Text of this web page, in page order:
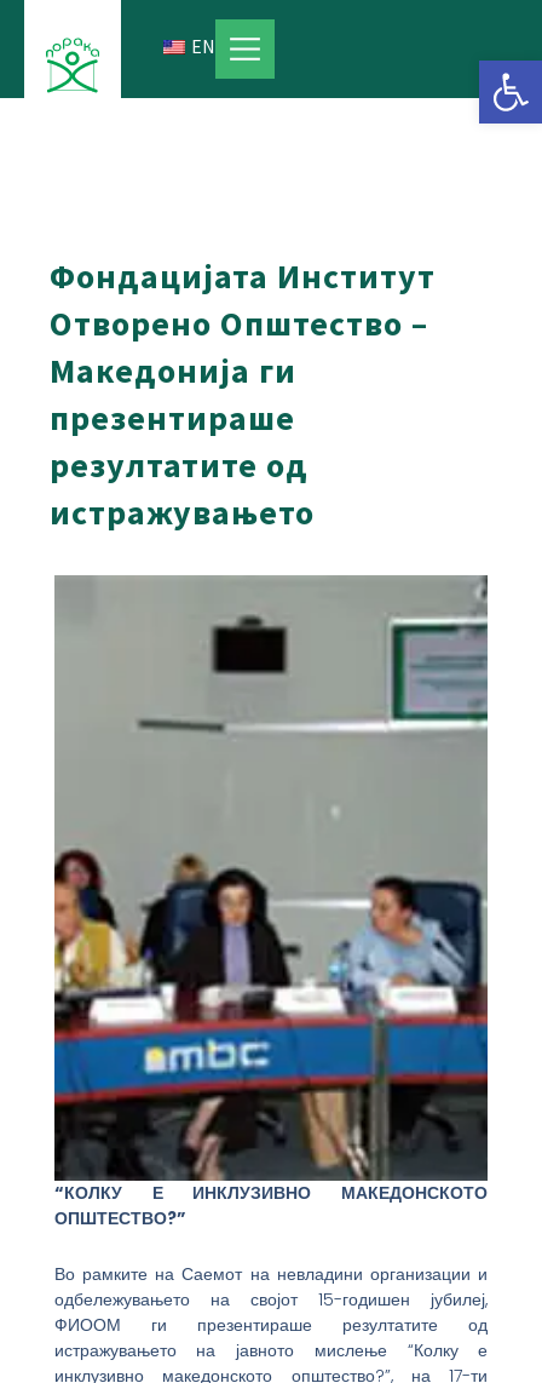
content
EN
Фондацијата Институт
Отворено Општество –
Македонија ги
презентираше
резултатите од
истражувањето
“КОЛКУ Е ИНКЛУЗИВНО МАКЕДОНСКОТО
ОПШТЕСТВО?”
Во рамките на Саемот на невладини организации и
одбележувањето на својот 15-годишен јубилеј,
ФИООМ ги презентираше резултатите од
истражувањето на јавното мислење “Колку е
инклузивно македонското општество?”, на 17-ти